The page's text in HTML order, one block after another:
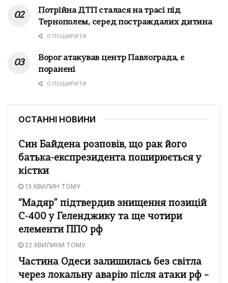
Потрійна ДТП сталася на трасі під
Тернополем, серед постраждалих дитина
0 ПОШИРИТИ
Ворог атакував центр Павлограда, є
поранені
0 ПОШИРИТИ
ОСТАННІ НОВИНИ
Син Байдена розповів, що рак його
батька-експрезидента поширюється у
кістки
13 ХВИЛИН ТОМУ
“Мадяр” підтвердив знищення позицій
С-400 у Геленджику та ще чотири
елементи ППО рф
22 ХВИЛИНИ ТОМУ
Частина Одеси залишилась без світла
через локальну аварію після атаки рф –